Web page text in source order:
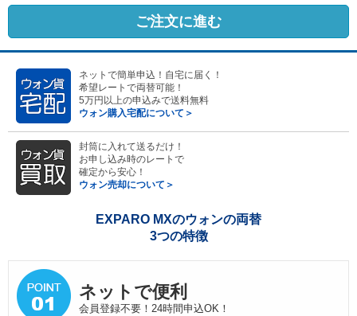
ご注文に進む
ネットで簡単申込！自宅に届く！
希望レートで両替可能！
5万円以上の申込みで送料無料
ウォン購入宅配について＞
封筒に入れて送るだけ！
お申し込み時のレートで
確定から安心！
ウォン売却について＞
EXPARO MXのウォンの両替
3つの特徴
ネットで便利
会員登録不要！24時間申込OK！